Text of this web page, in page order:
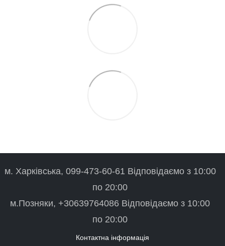
м. Харківська, 099-473-60-61 Відповідаємо з 10:00
по 20:00
м.Позняки, +30639764086 Відповідаємо з 10:00
по 20:00
Контактна інформація